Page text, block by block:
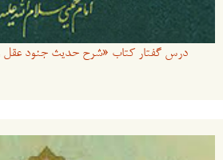
درس گفتار کتاب «شرح حدیث جنود